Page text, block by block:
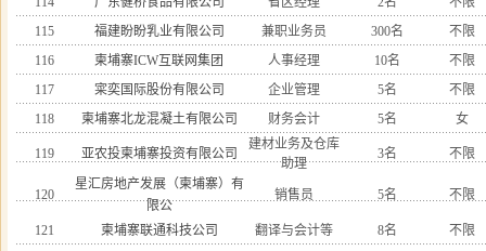
115
福建盼盼乳业有限公司 兼职业务员 300名
不限
116
柬埔寨ICW互联网集团 人事经理 10名
不限
117
寀奕国际股份有限公司 企业管理 5名
不限
118
柬埔寨北龙混凝土有限公司 财务会计 5名 女
119 亚农投柬埔寨投资有限公司
建材业务及仓库
助理
3名 不限
120
星汇房地产发展（柬埔寨）有
限公
销售员 5名 不限
121 柬埔寨联通科技公司 翻译与会计等 8名
不限